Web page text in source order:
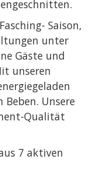
Saison,
unter
Gäste und
unseren
Unsere
Qualität
7 aktiven